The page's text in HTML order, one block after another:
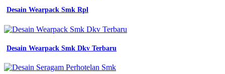
tangguh
produsen
pegawai
sleman
Desain Wearpack Smk Rpl
Desain Wearpack Smk Dkv Terbaru